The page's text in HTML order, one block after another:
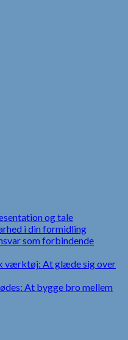
og tale
i din formidling
som forbindende
værktøj: At glæde sig over
At bygge bro mellem